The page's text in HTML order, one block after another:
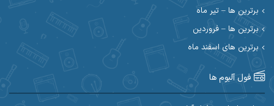
احسان رمضانی احسان علیانی
احسان کریمی احسان کمری
احسان مرادیان احمد اسلامی
برترین ها – تیر ماه
برترین ها – فروردین
برترین های اسفند ماه
فول آلبوم ها